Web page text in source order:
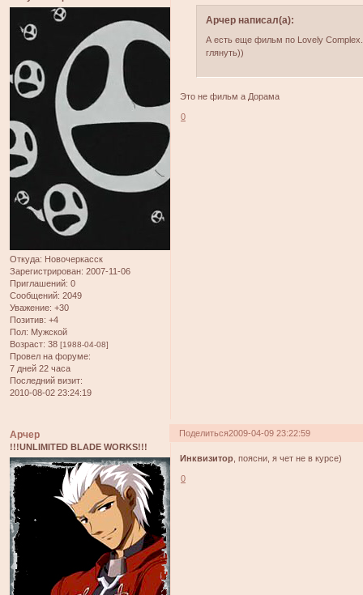
Откуда: Новочеркасск
Зарегистрирован: 2007-11-06
Приглашений: 0
Сообщений: 2049
Уважение: +30
Позитив: +4
Пол: Мужской
Возраст: 38 [1988-04-08]
Провел на форуме:
7 дней 22 часа
Последний визит:
2010-08-02 23:24:19
Арчер написал(а):
А есть еще фильм по Lovely
глянуть))
Это не фильм а Дорама
0
Поделиться2009-04-09 23:22:59
Арчер
!!!UNLIMITED BLADE WORKS!!!
Инквизитор , поясни, я чет не в курсе)
0